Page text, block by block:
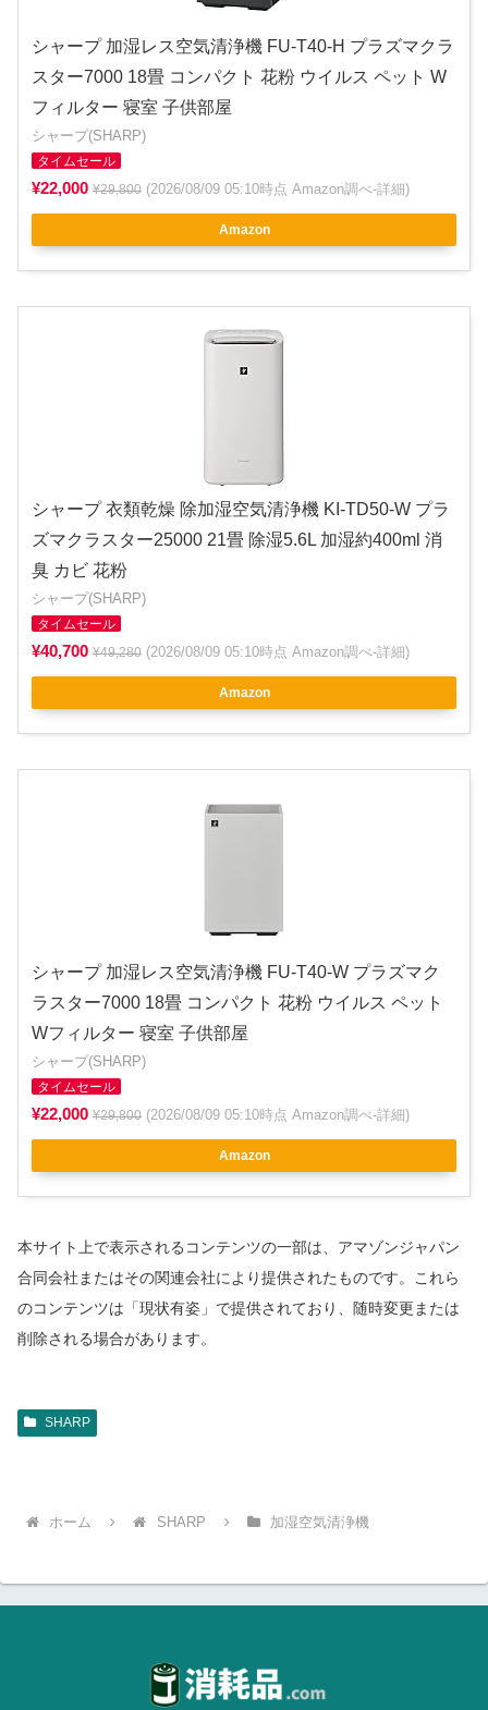
シャープ 加湿レス空気清浄機 FU-T40-H プラズマクラ
スター7000 18畳 コンパクト 花粉 ウイルス ペット W
フィルター 寝室 子供部屋
シャープ(SHARP)
タイムセール
¥22,000 ¥29,800 (2026/08/09 05:10時点 Amazon調べ-詳細)
Amazon
シャープ 衣類乾燥 除加湿空気清浄機 KI-TD50-W プラ
ズマクラスター25000 21畳 除湿5.6L 加湿約400ml 消
臭 カビ 花粉
シャープ(SHARP)
タイムセール
¥40,700 ¥49,280 (2026/08/09 05:10時点 Amazon調べ-詳細)
Amazon
シャープ 加湿レス空気清浄機 FU-T40-W プラズマク
ラスター7000 18畳 コンパクト 花粉 ウイルス ペット
Wフィルター 寝室 子供部屋
シャープ(SHARP)
タイムセール
¥22,000 ¥29,800 (2026/08/09 05:10時点 Amazon調べ-詳細)
Amazon
本サイト上で表示されるコンテンツの一部は、アマゾンジャパン
合同会社またはその関連会社により提供されたものです。これら
のコンテンツは「現状有姿」で提供されており、随時変更または
削除される場合があります。
SHARP
ホーム SHARP 加湿空気清浄機